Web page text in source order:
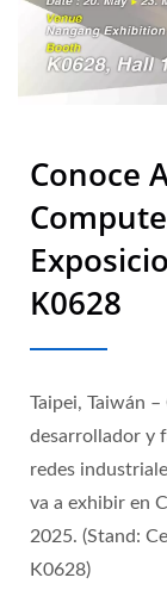
Conoce
K0628
Taipei, Taiwán
desarrollador y
redes
va a exhibir en
2025. (Stand:
K0628)